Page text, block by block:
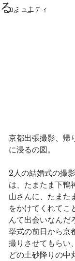
コミュニティ
る。」
京都出張撮影、帰
に浸るの図。
2人の結婚式の撮
は、たまたま下鴨
山さんに、たまた
をかけてくれてこ
んて出会いなんだ
挙式の前日から京
撮りさせてもらい
どの土砂降りの中